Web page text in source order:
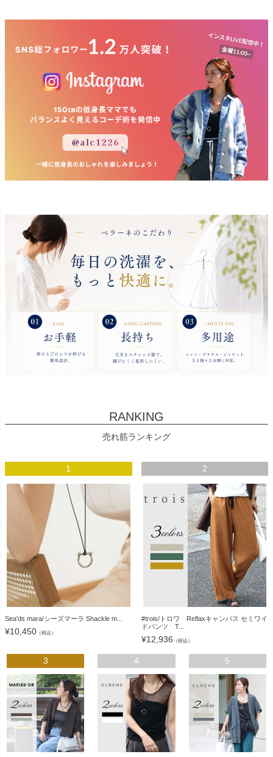
RANKING
売れ筋ランキング
1
Sea'ds mara/シーズマーラ Shackle m...
¥10,450 （税込）
2
#trois/トロワ Reflaxキャンバス セミワイ
ドパンツ T...
¥12,936 （税込）
3 4 5